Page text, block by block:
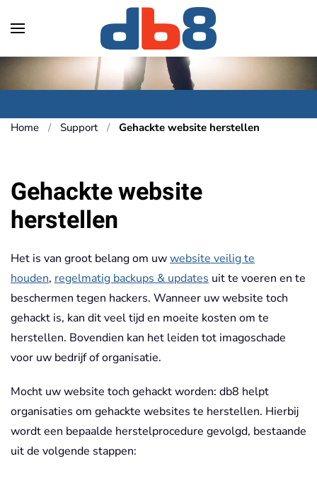
Skip to main content
Home Support Gehackte website herstellen
Gehackte website
herstellen
Het is van groot belang om uwwebsite veilig te
houden, regelmatig backups & updates uit te voeren en te
beschermen tegen hackers. Wanneer uw website toch
gehackt is, kan dit veel tijd en moeite kosten om te
herstellen. Bovendien kan het leiden tot imagoschade
voor uw bedrijf of organisatie.
Mocht uw website toch gehackt worden: db8 helpt
organisaties om gehackte websites te herstellen. Hierbij
wordt een bepaalde herstelprocedure gevolgd, bestaande
uit de volgende stappen: